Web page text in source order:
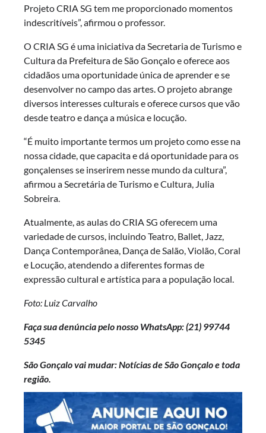
Projeto CRIA SG tem me proporcionado momentos
indescritíveis”, afirmou o professor.
O CRIA SG é uma iniciativa da Secretaria de Turismo e
Cultura da Prefeitura de São Gonçalo e oferece aos
cidadãos uma oportunidade única de aprender e se
desenvolver no campo das artes. O projeto abrange
diversos interesses culturais e oferece cursos que vão
desde teatro e dança a música e locução.
“É muito importante termos um projeto como esse na
nossa cidade, que capacita e dá oportunidade para os
gonçalenses se inserirem nesse mundo da cultura”,
afirmou a Secretária de Turismo e Cultura, Julia
Sobreira.
Atualmente, as aulas do CRIA SG oferecem uma
variedade de cursos, incluindo Teatro, Ballet, Jazz,
Dança Contemporânea, Dança de Salão, Violão, Coral
e Locução, atendendo a diferentes formas de
expressão cultural e artística para a população local.
Foto: Luiz Carvalho
Faça sua denúncia pelo nosso WhatsApp: (21) 99744
5345
São Gonçalo vai mudar: Notícias de São Gonçalo e toda
região.